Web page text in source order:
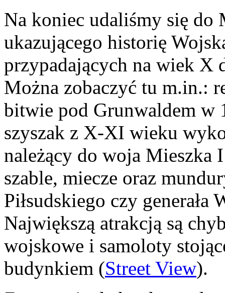
Na koniec udaliśmy się do
ukazującego historię
przypadających na wiek
Można zobaczyć tu m.in.:
bitwie pod Grunwaldem w
szyszak z X-XI wieku
należący do woja Mieszka
szable, miecze oraz
Piłsudskiego czy generała
Największą atrakcją są
wojskowe i samoloty
budynkiem (Street View).